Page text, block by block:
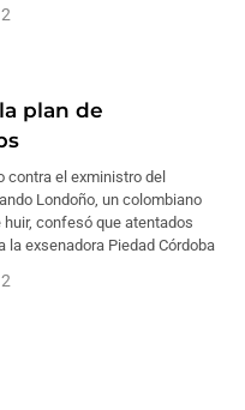
plan de
contra el exministro del
Londoño, un colombiano
confesó que atentados
exsenadora Piedad Córdoba